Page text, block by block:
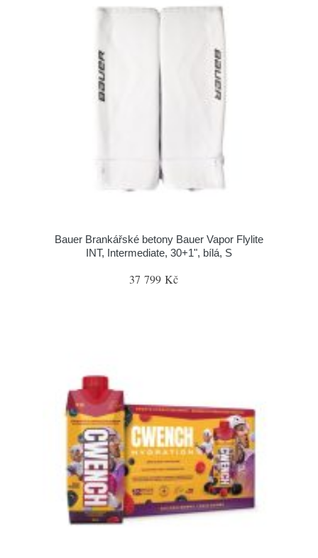
Bauer Brankářské betony Bauer Vapor Flylite
INT, Intermediate, 30+1", bílá, S
37 799 Kč